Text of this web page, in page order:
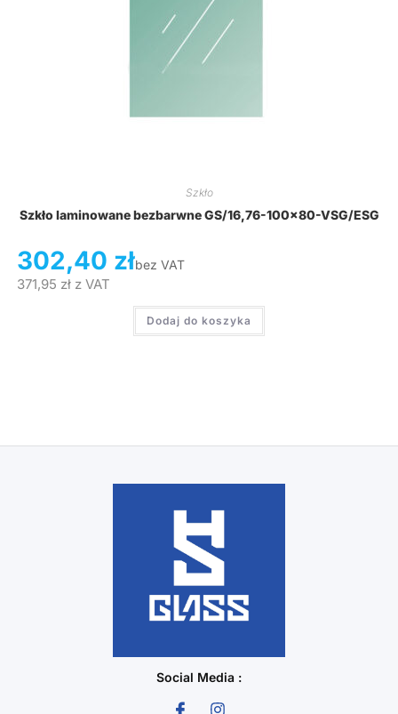
Szkło
Szkło laminowane bezbarwne GS/16,76-100×80-VSG/ESG
302,40 złbez VAT
371,95 złz VAT
Dodaj do koszyka
Social Media :